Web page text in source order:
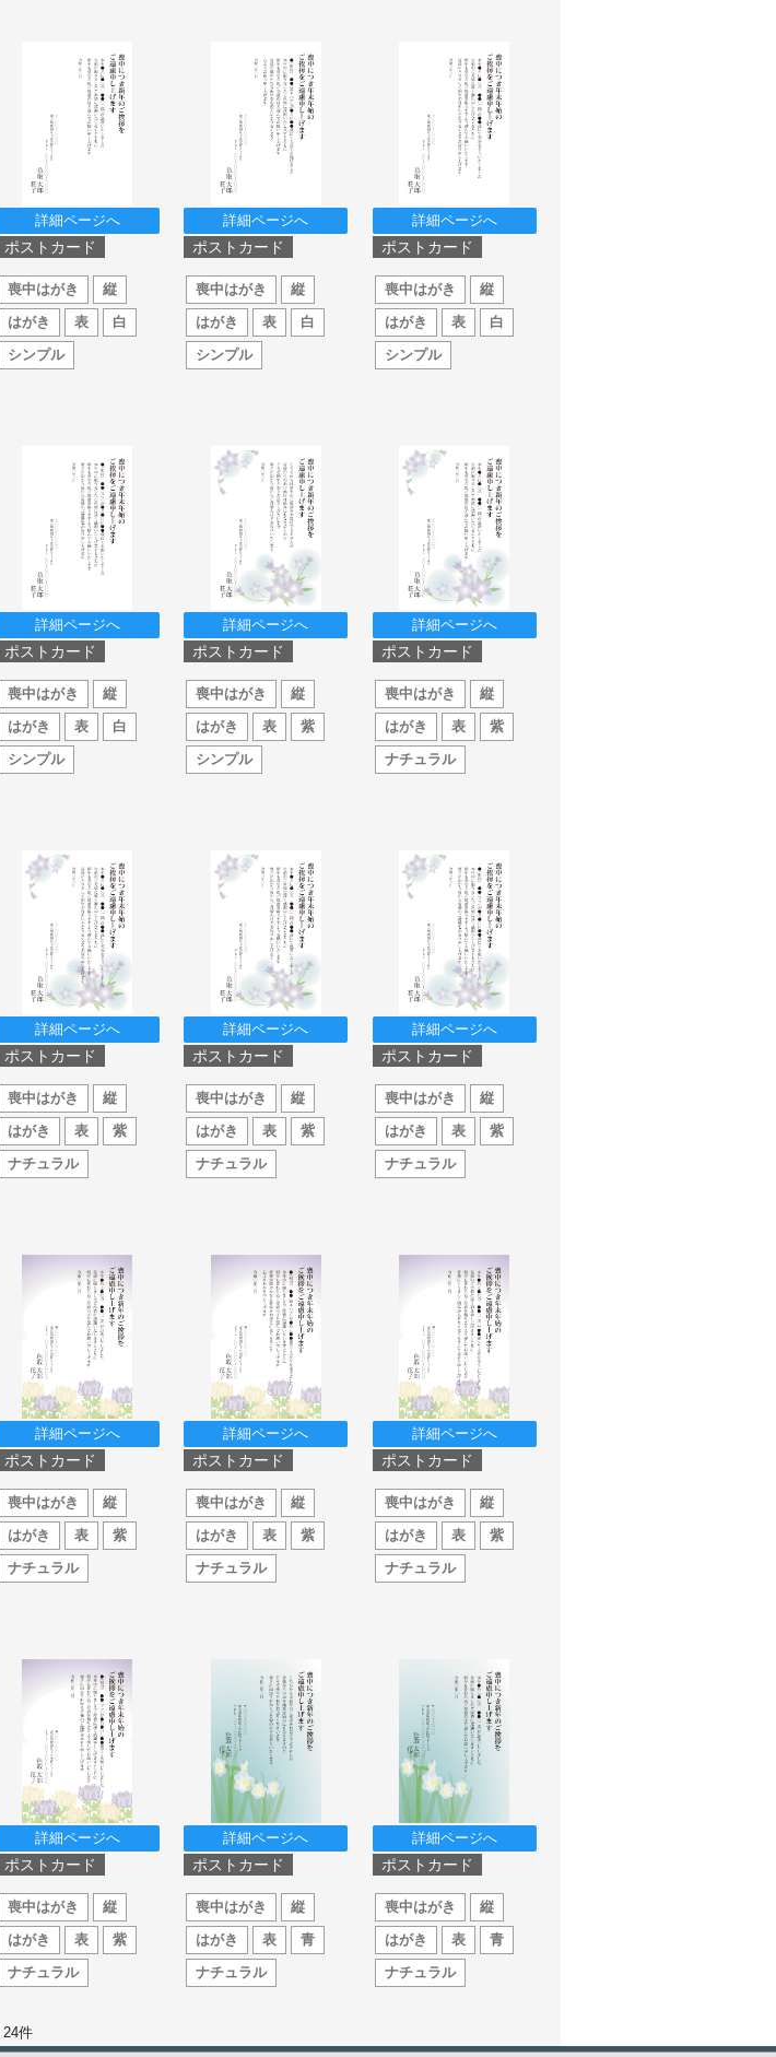
詳細ページへ
ポストカード
喪中はがき
縦
はがき
表
白
シンプル
詳細ページへ
ポストカード
喪中はがき
縦
はがき
表
白
シンプル
詳細ページへ
ポストカード
喪中はがき
縦
はがき
表
白
シンプル
詳細ページへ
ポストカード
喪中はがき
縦
はがき
表
白
シンプル
詳細ページへ
ポストカード
喪中はがき
縦
はがき
表
紫
シンプル
詳細ページへ
ポストカード
喪中はがき
縦
はがき
表
紫
ナチュラル
詳細ページへ
ポストカード
喪中はがき
縦
はがき
表
紫
ナチュラル
詳細ページへ
ポストカード
喪中はがき
縦
はがき
表
紫
ナチュラル
詳細ページへ
ポストカード
喪中はがき
縦
はがき
表
紫
ナチュラル
詳細ページへ
ポストカード
喪中はがき
縦
はがき
表
紫
ナチュラル
詳細ページへ
ポストカード
喪中はがき
縦
はがき
表
紫
ナチュラル
詳細ページへ
ポストカード
喪中はがき
縦
はがき
表
紫
ナチュラル
詳細ページへ
ポストカード
喪中はがき
縦
はがき
表
紫
ナチュラル
詳細ページへ
ポストカード
喪中はがき
縦
はがき
表
青
ナチュラル
詳細ページへ
ポストカード
喪中はがき
縦
はがき
表
青
ナチュラル
24件